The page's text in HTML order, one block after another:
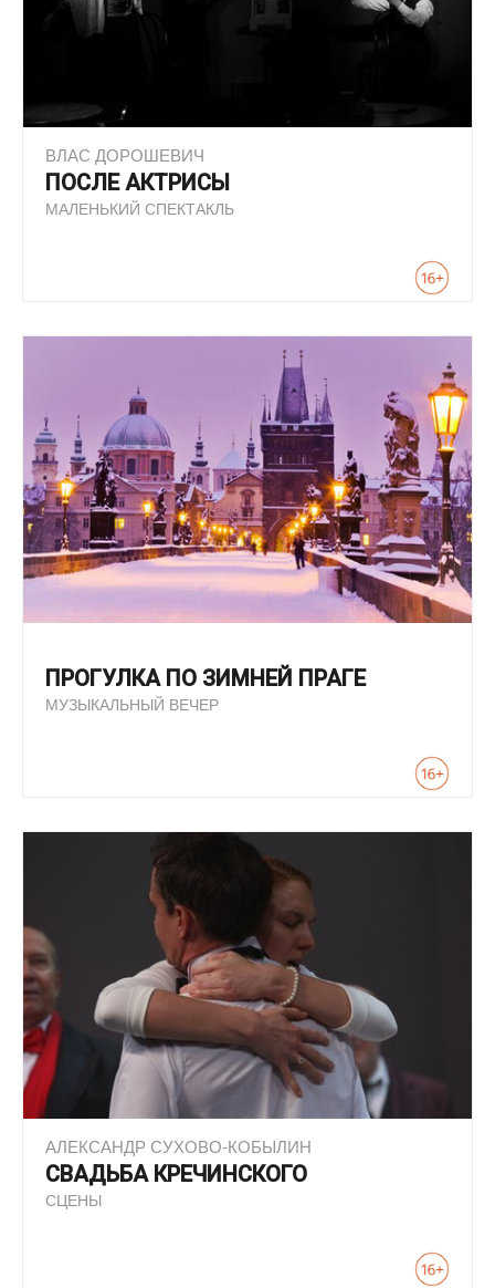
ВЛАС ДОРОШЕВИЧ
ПОСЛЕ АКТРИСЫ
МАЛЕНЬКИЙ СПЕКТАКЛЬ
ПРОГУЛКА ПО ЗИМНЕЙ ПРАГЕ
МУЗЫКАЛЬНЫЙ ВЕЧЕР
АЛЕКСАНДР СУХОВО-КОБЫЛИН
СВАДЬБА КРЕЧИНСКОГО
СЦЕНЫ